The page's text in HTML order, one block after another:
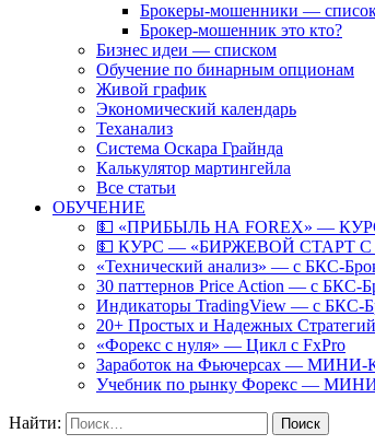
Брокеры-мошенники —
Брокер-мошенник это кто?
Бизнес идеи — списком
Обучение по бинарным опционам
Живой график
Экономический календарь
Теханализ
Система Оскара Грайнда
Калькулятор мартингейла
Все статьи
ОБУЧЕНИЕ
💵 «ПРИБЫЛЬ НА FOREX» —
💵 КУРС — «БИРЖЕВОЙ СТАРТ С
«Технический анализ» — с БКС-
30 паттернов Price Action — с БКС-
Индикаторы TradingView — с БКС-
20+ Простых и Надежных Стратегий
«Форекс с нуля» — Цикл с FxPro
Заработок на Фьючерсах —
Учебник по рынку Форекс —
Найти: